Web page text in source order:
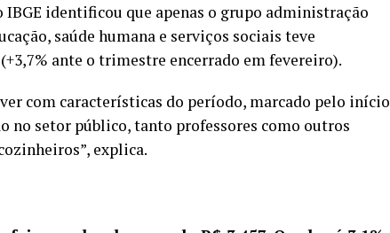
IBGE identificou que apenas o grupo administração
saúde humana e serviços sociais teve
ante o trimestre encerrado em fevereiro).
com características do período, marcado pelo início
no setor público, tanto professores como outros
explica.